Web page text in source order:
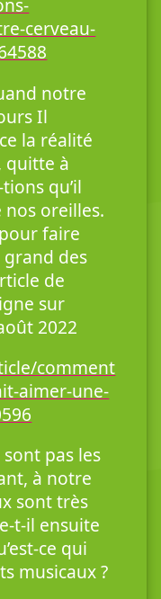
cerveau-
notre
Il
la réalité
quitte à
qu’il
oreilles.
faire
des
de
sur
2022
comment
aimer-une-
pas les
à notre
sont très
t-il ensuite
ce qui
musicaux ?